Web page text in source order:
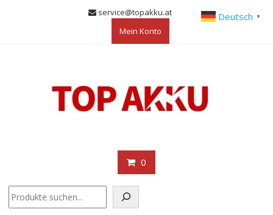
service@topakku.at
Mein Konto
0
Deutsch ▼